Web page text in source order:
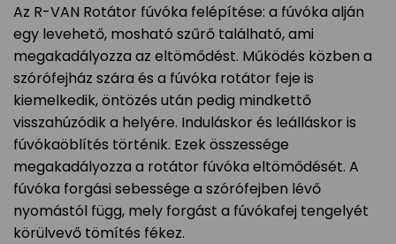
Az R-VAN Rotátor fúvóka felépítése: a fúvóka alján
egy levehető, mosható szűrő található, ami
megakadályozza az eltömődést. Működés közben a
szórófejház szára és a fúvóka rotátor feje is
kiemelkedik, öntözés után pedig mindkettő
visszahúzódik a helyére. Induláskor és leálláskor is
fúvókaöblítés történik. Ezek összessége
megakadályozza a rotátor fúvóka eltömődését. A
fúvóka forgási sebessége a szórófejben lévő
nyomástól függ, mely forgást a fúvókafej tengelyét
körülvevő tömítés fékez.